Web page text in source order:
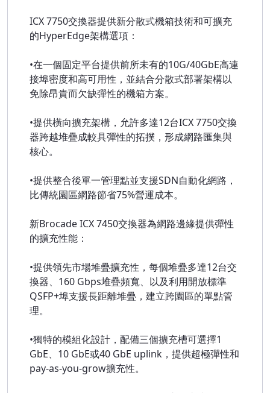
ICX 7750交換器提供新分散式機箱技術和可擴充
的HyperEdge架構選項：
•在一個固定平台提供前所未有的10G/40GbE高連
接埠密度和高可用性，並結合分散式部署架構以
免除昂貴而欠缺彈性的機箱方案。
•提供橫向擴充架構，允許多達12台ICX 7750交換
器跨越堆疊成較具彈性的拓撲，形成網路匯集與
核心。
•提供整合後單一管理點並支援SDN自動化網路，
比傳統園區網路節省75%營運成本。
新Brocade ICX 7450交換器為網路邊緣提供彈性
的擴充性能：
•提供領先市場堆疊擴充性，每個堆疊多達12台交
換器、160 Gbps堆疊頻寬、以及利用開放標準
QSFP+埠支援長距離堆疊，建立跨園區的單點管
理。
•獨特的模組化設計，配備三個擴充槽可選擇1
GbE、10 GbE或40 GbE uplink，提供超極彈性和
pay-as-you-grow擴充性。